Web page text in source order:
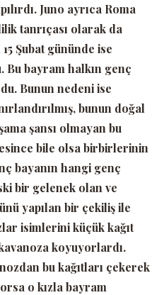
Juno ayrıca Roma
tanrıçası olarak da
Şubat gününde ise
Bu bayram halkın genç
Bunun nedeni ise
bunun doğal
şansı olmayan bu
bile olsa birbirlerinin
bayanın hangi genç
bir gelenek olan ve
yapılan bir çekiliş ile
isimlerini küçük kağıt
koyuyorlardı.
bu kağıtları çekerek
o kızla bayram